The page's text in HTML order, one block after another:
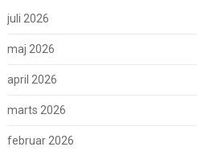
juli 2026
maj 2026
april 2026
marts 2026
februar 2026